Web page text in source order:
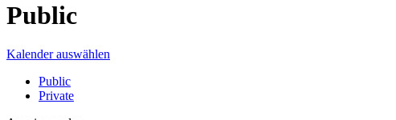
Public
Kalender auswählen
Public
Private